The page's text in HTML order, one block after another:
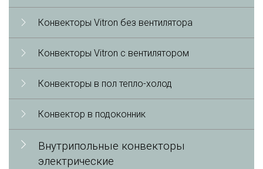
Конвекторы Vitron без вентилятора
Конвекторы Vitron с вентилятором
Конвекторы в пол тепло-холод
Конвектор в подоконник
Внутрипольные конвекторы
электрические